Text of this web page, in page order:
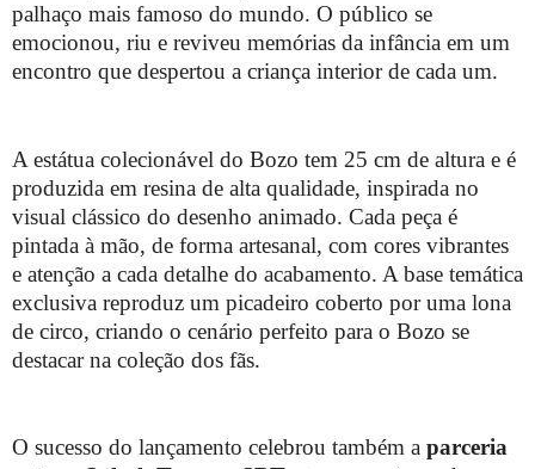
palhaço mais famoso do mundo. O público se
emocionou, riu e reviveu memórias da infância em um
encontro que despertou a criança interior de cada um.
A estátua colecionável do Bozo tem 25 cm de altura e é
produzida em resina de alta qualidade, inspirada no
visual clássico do desenho animado. Cada peça é
pintada à mão, de forma artesanal, com cores vibrantes
e atenção a cada detalhe do acabamento. A base temática
exclusiva reproduz um picadeiro coberto por uma lona
de circo, criando o cenário perfeito para o Bozo se
destacar na coleção dos fãs.
O sucesso do lançamento celebrou também a parceria